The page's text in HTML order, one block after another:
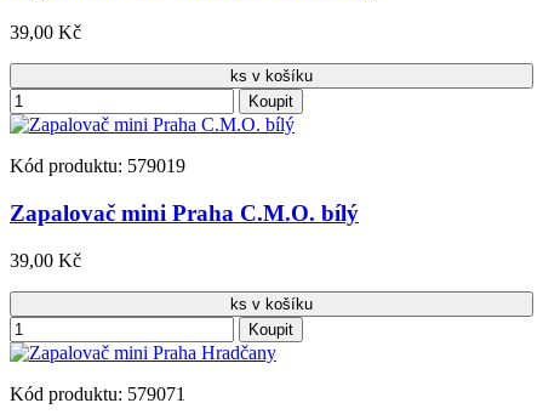
39,00 Kč
ks v košíku
Koupit
Kód produktu: 579019
Zapalovač mini Praha C.M.O. bílý
39,00 Kč
ks v košíku
Koupit
Kód produktu: 579071